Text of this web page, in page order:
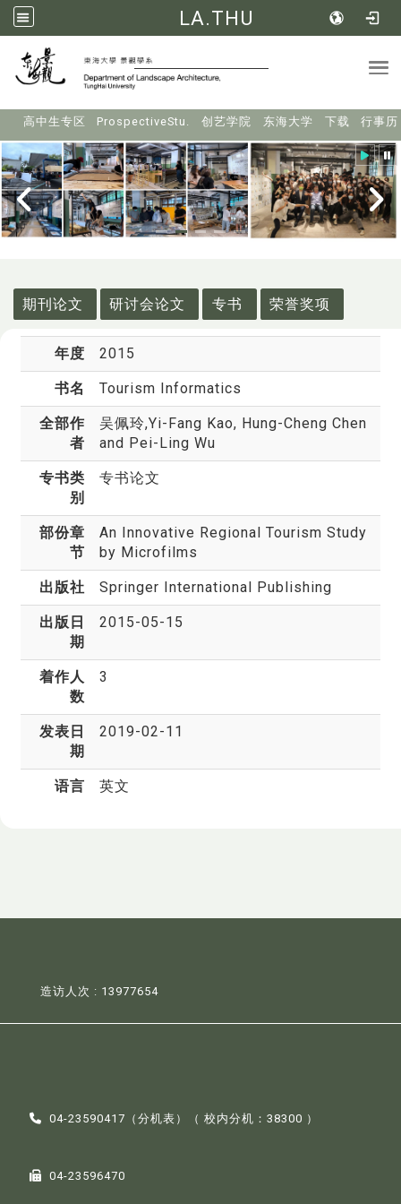
LA.THU
高中生专区 ProspectiveStu. 创艺学院 东海大学 下载 行事历
期刊论文
研讨会论文 专书 荣誉奖项
年度 2015
书名 Tourism Informatics
全部作
者
吴佩玲,Yi-Fang Kao, Hung-Cheng Chen
and Pei-Ling Wu
专书类
别
专书论文
部份章
节
An Innovative Regional Tourism Study
by Microfilms
出版社 Springer International Publishing
出版日
期
2015-05-15
着作人
数
3
发表日
期
2019-02-11
语言 英文
造访人次 : 13977654
04-23590417（分机表 ）（ 校内分机：38300 ）
04-23596470